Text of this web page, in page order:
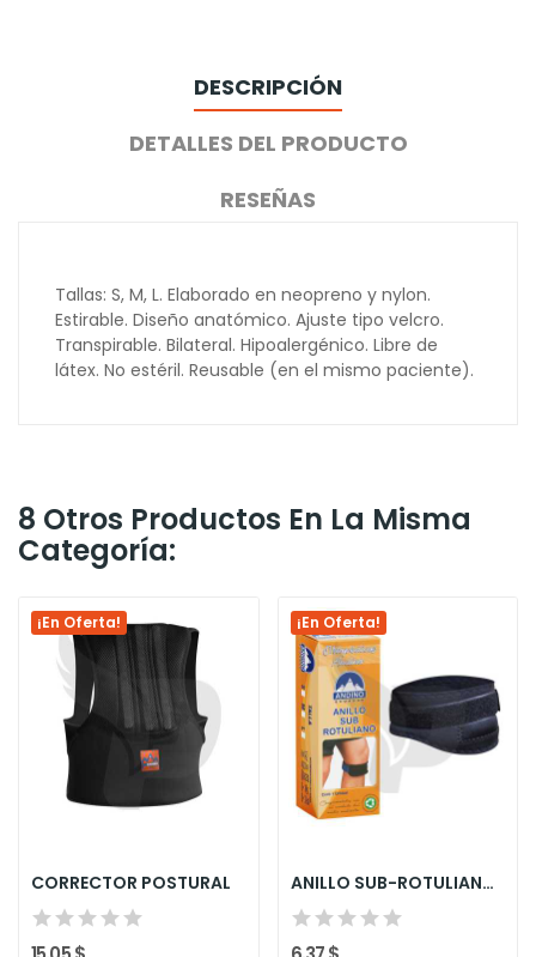
DESCRIPCIÓN
DETALLES DEL PRODUCTO
RESEÑAS
Tallas: S, M, L. Elaborado en neopreno y nylon.
Estirable. Diseño anatómico. Ajuste tipo velcro.
Transpirable. Bilateral. Hipoalergénico. Libre de
látex. No estéril. Reusable (en el mismo paciente).
8 Otros Productos En La Misma
Categoría:
¡En Oferta!
CORRECTOR POSTURAL
¡En Oferta!
ANILLO SUB-ROTULIANO PREMIUN